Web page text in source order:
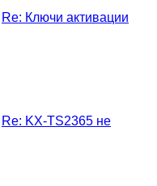
Re: Ключи активации
Re: KX-TS2365 не